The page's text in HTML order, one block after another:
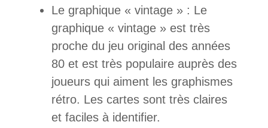
Le graphique « vintage » : Le
graphique « vintage » est très
proche du jeu original des années
80 et est très populaire auprès des
joueurs qui aiment les graphismes
rétro. Les cartes sont très claires
et faciles à identifier.